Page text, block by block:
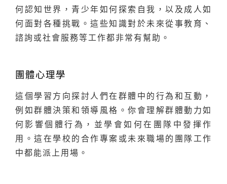
何認知世界，青少年如何探索自我，以及成人如
何面對各種挑戰。這些知識對於未來從事教育、
諮詢或社會服務等工作都非常有幫助。
團體心理學
這個學習方向探討人們在群體中的行為和互動，
例如群體決策和領導風格。你會理解群體動力如
何影響個體行為，並學會如何在團隊中發揮作
用。這在學校的合作專案或未來職場的團隊工作
中都能派上用場。